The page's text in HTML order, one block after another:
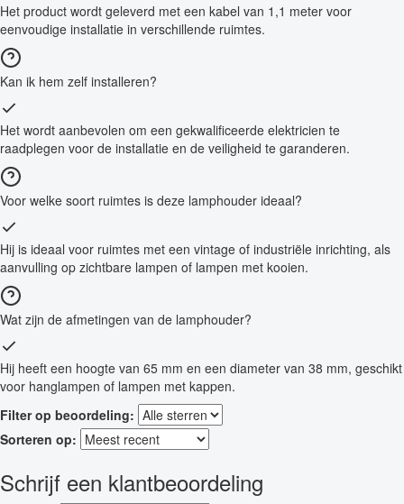
Het product wordt geleverd met een kabel van 1,1 meter voor
eenvoudige installatie in verschillende ruimtes.
Kan ik hem zelf installeren?
Het wordt aanbevolen om een gekwalificeerde elektricien te
raadplegen voor de installatie en de veiligheid te garanderen.
Voor welke soort ruimtes is deze lamphouder ideaal?
Hij is ideaal voor ruimtes met een vintage of industriële inrichting, als
aanvulling op zichtbare lampen of lampen met kooien.
Wat zijn de afmetingen van de lamphouder?
Hij heeft een hoogte van 65 mm en een diameter van 38 mm, geschikt
voor hanglampen of lampen met kappen.
Filter op beoordeling:
Sorteren op:
Schrijf een klantbeoordeling